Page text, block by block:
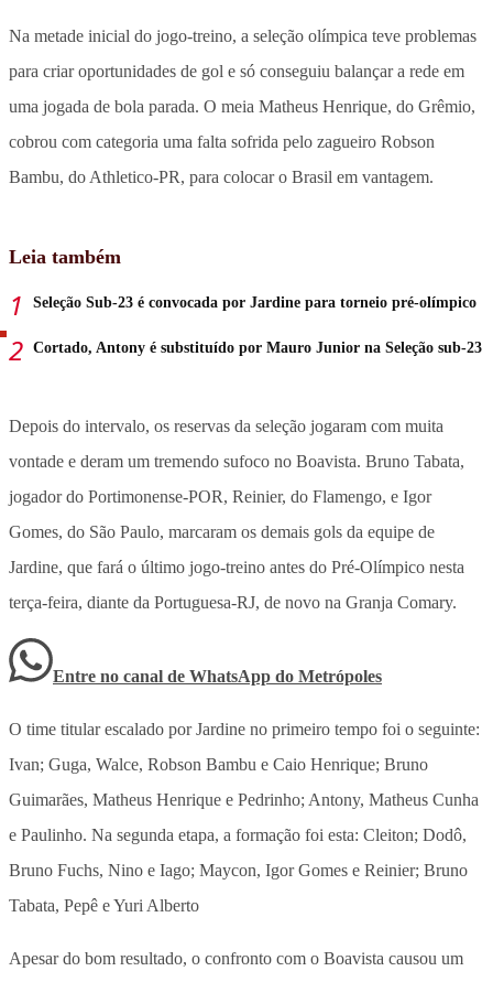
Na metade inicial do jogo-treino, a seleção olímpica teve problemas
para criar oportunidades de gol e só conseguiu balançar a rede em
uma jogada de bola parada. O meia Matheus Henrique, do Grêmio,
cobrou com categoria uma falta sofrida pelo zagueiro Robson
Bambu, do Athletico-PR, para colocar o Brasil em vantagem.
Leia também
Seleção Sub-23 é convocada por Jardine para torneio pré-olímpico
Cortado, Antony é substituído por Mauro Junior na Seleção sub-23
Depois do intervalo, os reservas da seleção jogaram com muita
vontade e deram um tremendo sufoco no Boavista. Bruno Tabata,
jogador do Portimonense-POR, Reinier, do Flamengo, e Igor
Gomes, do São Paulo, marcaram os demais gols da equipe de
Jardine, que fará o último jogo-treino antes do Pré-Olímpico nesta
terça-feira, diante da Portuguesa-RJ, de novo na Granja Comary.
Entre no canal de WhatsApp do Metrópoles
O time titular escalado por Jardine no primeiro tempo foi o seguinte:
Ivan; Guga, Walce, Robson Bambu e Caio Henrique; Bruno
Guimarães, Matheus Henrique e Pedrinho; Antony, Matheus Cunha
e Paulinho. Na segunda etapa, a formação foi esta: Cleiton; Dodô,
Bruno Fuchs, Nino e Iago; Maycon, Igor Gomes e Reinier; Bruno
Tabata, Pepê e Yuri Alberto
Apesar do bom resultado, o confronto com o Boavista causou um